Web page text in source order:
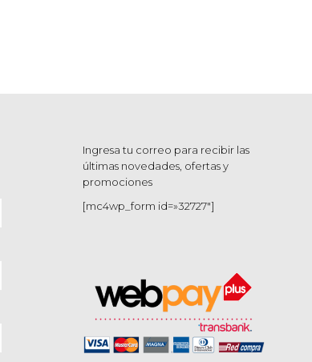
Ingresa tu correo para recibir las
últimas novedades, ofertas y
promociones
[mc4wp_form id=»32727″]